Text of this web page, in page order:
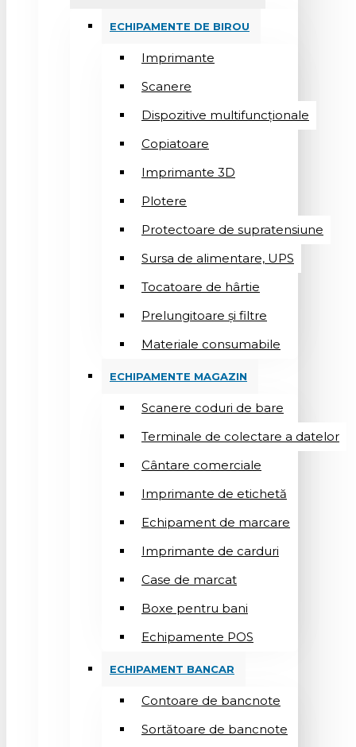
ECHIPAMENTE DE BIROU
Imprimante
Scanere
Dispozitive multifuncționale
Copiatoare
Imprimante 3D
Plotere
Protectoare de supratensiune
Sursa de alimentare, UPS
Tocatoare de hârtie
Prelungitoare și filtre
Materiale consumabile
ECHIPAMENTE MAGAZIN
Scanere coduri de bare
Terminale de colectare a datelor
Cântare comerciale
Imprimante de etichetă
Echipament de marcare
Imprimante de carduri
Case de marcat
Boxe pentru bani
Echipamente POS
ECHIPAMENT BANCAR
Contoare de bancnote
Sortătoare de bancnote